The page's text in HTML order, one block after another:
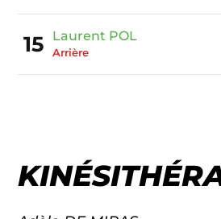
15 Laurent POL
Arrière